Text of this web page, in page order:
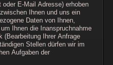
E-Mail Adresse) erhoben
Ihnen und uns ein
Daten von Ihnen,
Ihnen die Inanspruchnahme
(Bearbeitung Ihrer Anfrage
Stellen dürfen wir im
Aufgaben der